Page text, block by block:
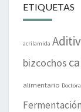
ETIQUETAS
acrilamida
bizcochos
alimentario
Fermentación